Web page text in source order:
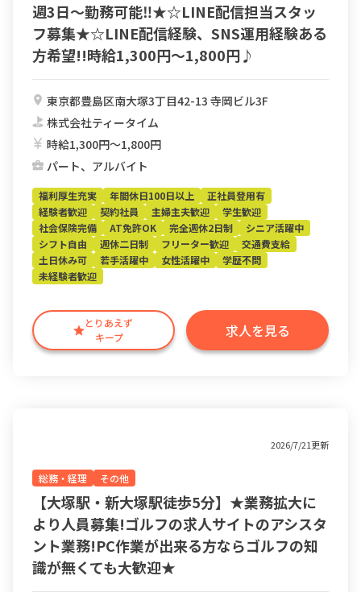
週3日〜勤務可能‼︎★☆LINE配信担当スタッ
フ募集★☆LINE配信経験、SNS運用経験ある
方希望!!時給1,300円〜1,800円♪
東京都豊島区南大塚3丁目42-13 寺岡ビル3F
株式会社ティータイム
時給1,300円〜1,800円
パート、アルバイト
とりあえず
キープ
求人を見る
福利厚生充実 年間休日100日以上
正社員登用有
経験者歓迎
契約社員 主婦主夫歓迎
学生歓迎
社会保険完備
AT免許OK 完全週休2日制
シニア活躍中
シフト自由
週休二日制 フリーター歓迎
交通費支給
土日休み可
若手活躍中 女性活躍中
学歴不問
未経験者歓迎
2026/7/21更新
総務・経理 その他
【大塚駅・新大塚駅徒歩5分】★業務拡大に
より人員募集!ゴルフの求人サイトのアシスタ
ント業務!PC作業が出来る方ならゴルフの知
識が無くても大歓迎★